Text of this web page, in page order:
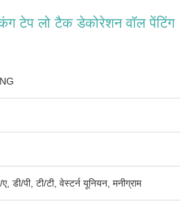
टेप लो टैक डेकोरेशन वॉल पेंटिंग
डी/पी, टी/टी, वेस्टर्न यूनियन, मनीग्राम